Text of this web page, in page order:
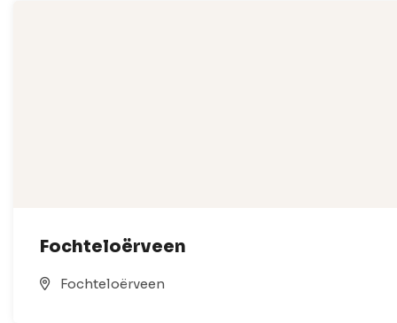
Fochteloërveen
Fochteloërveen